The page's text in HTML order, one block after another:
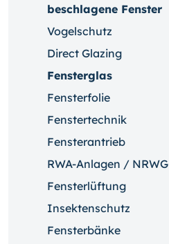
beschlagene Fenster
Vogelschutz
Direct Glazing
Fensterglas
Fensterfolie
Fenstertechnik
Fensterantrieb
RWA-Anlagen / NRWG
Fensterlüftung
Insektenschutz
Fensterbänke